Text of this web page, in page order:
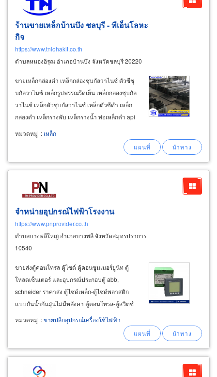
ร้านขายเหล็กบ้านบึง ชลบุรี - ทีเอ็นโลหะ
กิจ
https://www.tnlohakit.co.th
ตำบลหนองอิรุณ อำเภอบ้านบึง จังหวัดชลบุรี 20220
ขายเหล็กกล่องดำ เหล็กกล่องชุบกัลวาไนซ์ ตัวซีชุ
บกัลวาไนซ์ เหล็กรูปพรรณรีดเย็น เหล็กกล่องชุบกัล
วาไนซ์ เหล็กตัวชุบกัลวาไนซ์ เหล็กตัวซีดำ เหล็ก
กล่องดำ เหล็กรางพับ เหล็กรางน้ำ ท่อเหล็กดำ api
sch40 แป๊ปกลมดำ แป๊ปประปา pre zinc แป๊ป
ประปาแท้ bs-m ขายเหล็กเส้นกลม/เหล็กข้ออ้อย
หมวดหมู่ : เหล็ก
จำหน่ายอุปกรณ์ไฟฟ้าโรงงาน
https://www.pnprovider.co.th
ตำบลบางพลีใหญ่ อำเภอบางพลี จังหวัดสมุทรปราการ
10540
ขายส่งตู้คอนโทรล ตู้ไซด์ ตู้คอนซูมเมอร์ยูนิท ตู้
โหลดเซ็นเตอร์ และอุปกรณ์ประกอบตู้ abb,
schneider ราคาส่ง ตู้ไซด์เหล็ก-ตู้ไซด์พลาสติก
แบบกันน้ำกันฝุ่นไม่มีหลังคา ตู้คอนโทรล-ตู้สวิตช์
บอร์ดเปล่า อุปกรณ์ไฟฟ้า mccb, acb, mcbs, clmd,
elcb, magnetic contactor, power meter สำหรับ
หมวดหมู่ :ขายปลีกอุปกรณ์เครื่องใช้ไฟฟ้า